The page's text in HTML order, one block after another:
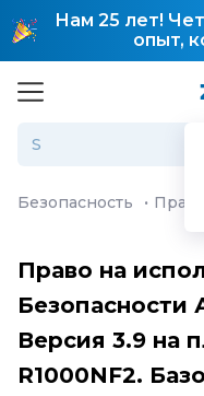
Нам 25 лет!
опыт,
Безопасность ·
Право на
Версия 3.9 на
R1000NF2.